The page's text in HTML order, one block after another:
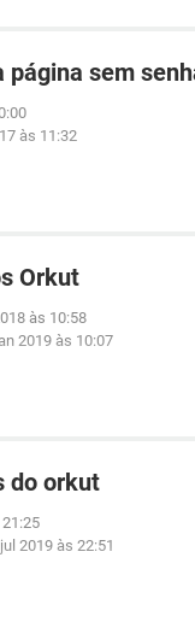
página sem
às 11:32
Orkut
às 10:58
2019 às 10:07
do orkut
2019 às 22:51